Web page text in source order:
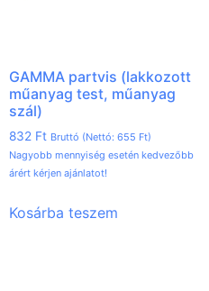
GAMMA partvis (lakkozott
műanyag test, műanyag
szál)
832 Ft Bruttó (Nettó: 655 Ft)
Nagyobb mennyiség esetén kedvezőbb
árért kérjen ajánlatot!
Kosárba teszem